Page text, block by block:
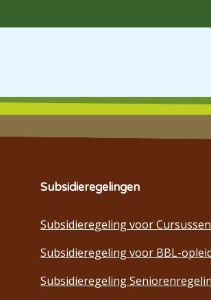
Subsidieregelingen
Subsidieregeling voor Cursussen
Subsidieregeling voor BBL-
Subsidieregeling